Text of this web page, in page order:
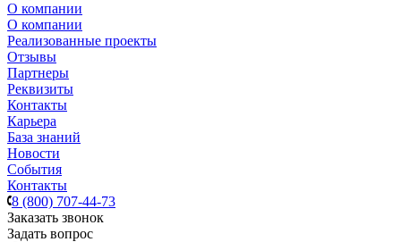
О компании
О компании
Реализованные проекты
Отзывы
Партнеры
Реквизиты
Контакты
Карьера
База знаний
Новости
События
Контакты
8 (800) 707-44-73
Заказать звонок
Задать вопрос